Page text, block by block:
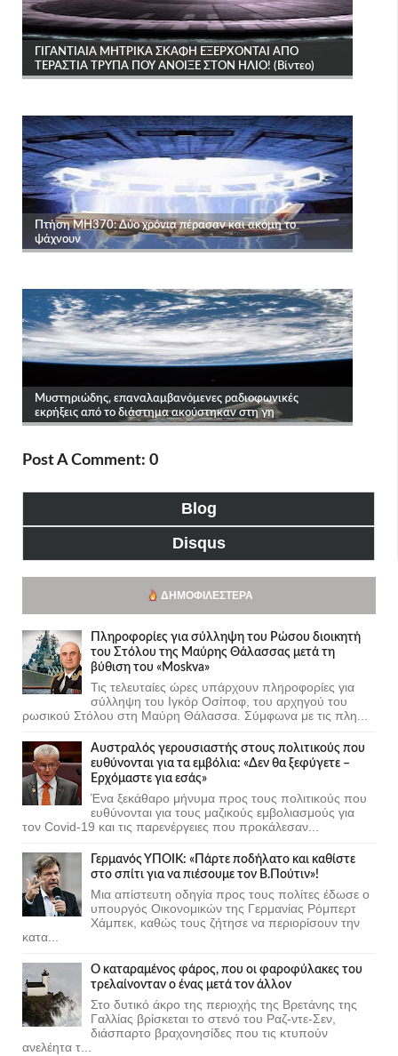
Post A Comment: 0
Blog
Disqus
ΔΗΜΟΦΙΛΈΣΤΕΡΑ
Πληροφορίες για σύλληψη του Ρώσου διοικητή
του Στόλου της Mαύρης Θάλασσας μετά τη
βύθιση του «Moskva»
Τις τελευταίες ώρες υπάρχουν πληροφορίες για
σύλληψη του Ιγκόρ Οσίποφ, του αρχηγού του
ρωσικού Στόλου στη Μαύρη Θάλασσα. Σύμφωνα με τις πλη...
Αυστραλός γερουσιαστής στους πολιτικούς που
ευθύνονται για τα εμβόλια: «Δεν θα ξεφύγετε –
Ερχόμαστε για εσάς»
Ένα ξεκάθαρο μήνυμα προς τους πολιτικούς που
ευθύνονται για τους μαζικούς εμβολιασμούς για
τον Covid-19 και τις παρενέργειες που προκάλεσαν...
Γερμανός ΥΠΟΙΚ: «Πάρτε ποδήλατο και καθίστε
στο σπίτι για να πιέσουμε τον Β.Πούτιν»!
Μια απίστευτη οδηγία προς τους πολίτες έδωσε ο
υπουργός Οικονομικών της Γερμανίας Ρόμπερτ
Χάμπεκ, καθώς τους ζήτησε να περιορίσουν την
κατα...
Ο καταραμένος φάρος, που οι φαροφύλακες του
τρελαίνονταν ο ένας μετά τον άλλον
Στο δυτικό άκρο της περιοχής της Βρετάνης της
Γαλλίας βρίσκεται το στενό του Ραζ-ντε-Σεν,
διάσπαρτο βραχονησίδες που τις κτυπούν
ανελέητα τ...